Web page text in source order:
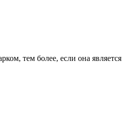
тем более, если она